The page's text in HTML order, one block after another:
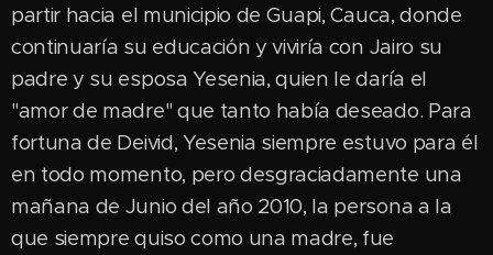
partir hacia el municipio de Guapi, Cauca, donde
continuaría su educación y viviría con Jairo su
padre y su esposa Yesenia, quien le daría el
"amor de madre" que tanto había deseado. Para
fortuna de Deivid, Yesenia siempre estuvo para él
en todo momento, pero desgraciadamente una
mañana de Junio del año 2010, la persona a la
que siempre quiso como una madre, fue